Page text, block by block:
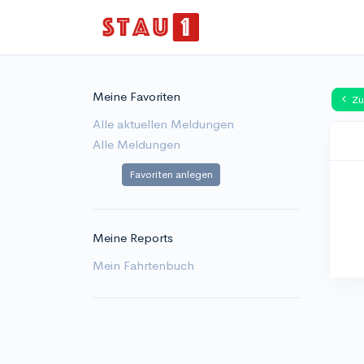
Meine Favoriten
Alle aktuellen Meldungen
Alle Meldungen
Favoriten anlegen
Meine Reports
Mein Fahrtenbuch